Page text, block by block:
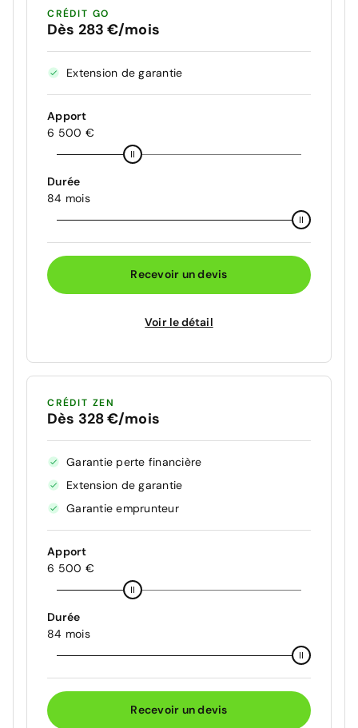
CRÉDIT GO
Dès 283 €/mois
Extension de garantie
Apport
6 500 €
Durée
84 mois
Recevoir un devis
Voir le détail
CRÉDIT ZEN
Dès 328 €/mois
Garantie perte financière
Extension de garantie
Garantie emprunteur
Apport
6 500 €
Durée
84 mois
Recevoir un devis